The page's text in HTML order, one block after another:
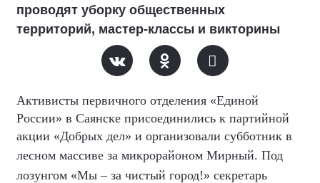
проводят уборку общественных
территорий, мастер-классы и викторины
Активисты первичного отделения «Единой
России» в Саянске присоединились к партийной
акции «Добрых дел» и организовали субботник в
лесном массиве за микрорайоном Мирный. Под
лозунгом «Мы – за чистый город!» секретарь